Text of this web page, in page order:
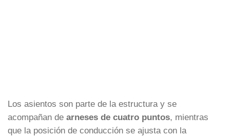
Los asientos son parte de la estructura y se
acompañan de arneses de cuatro puntos, mientras
que la posición de conducción se ajusta con la